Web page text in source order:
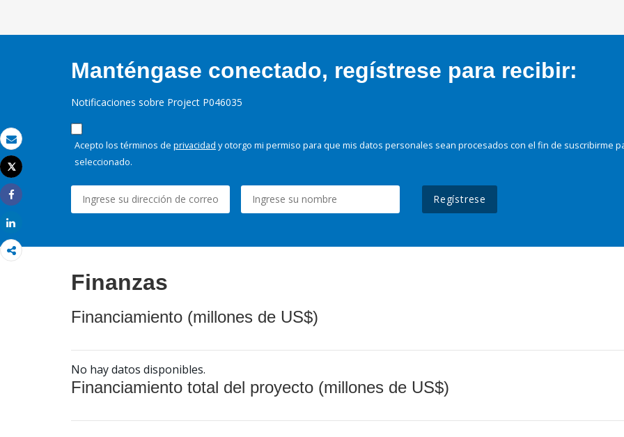
Correo electrónico
Imprimir
Tweet
Share
Manténgase conectado, regístrese para recibir:
Notificaciones sobre Project P046035
Acepto los términos de privacidad y otorgo mi permiso para que mis datos personales sean procesados con el fin de suscribirme
seleccionado.
Regístrese
Finanzas
Financiamiento (millones de US$)
No hay datos disponibles.
Financiamiento total del proyecto (millones de US$)